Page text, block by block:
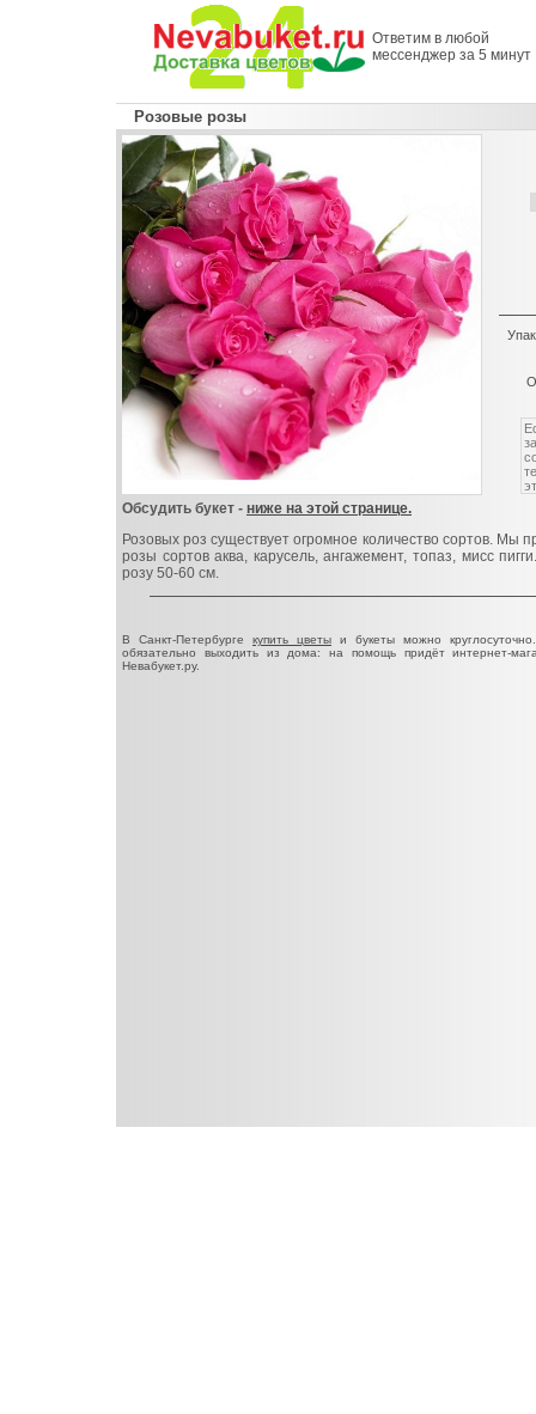
Ответим в любой
мессенджер за 5 минут
Розовые розы
Обсудить букет - ниже на этой странице.
Розовых роз существует огромное количество сортов. Мы
розы сортов аква, карусель, ангажемент, топаз, мисс
розу 50-60 см.
В Санкт-Петербурге купить цветы и букеты можно
обязательно выходить из дома: на помощь придёт интернет-
Невабукет.ру.